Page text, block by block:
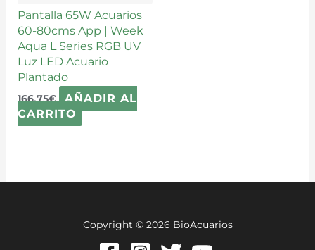
Pantalla 65W Acuarios
60-80cms App | Week
Aqua L Series RGB UV
Luz LED Acuario
Plantado
166,75€
AÑADIR AL
CARRITO
Copyright © 2026 BioAcuarios